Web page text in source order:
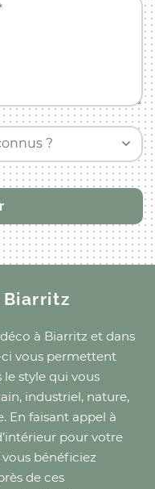
?
Biarritz
à Biarritz et dans
ci vous permettent
style qui vous
industriel, nature,
En faisant appel à
pour votre
bénéficiez
de ces